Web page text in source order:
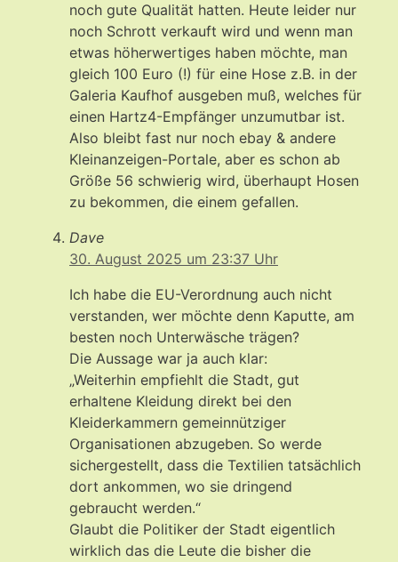
noch gute Qualität hatten. Heute leider nur
noch Schrott verkauft wird und wenn man
etwas höherwertiges haben möchte, man
gleich 100 Euro (!) für eine Hose z.B. in der
Galeria Kaufhof ausgeben muß, welches für
einen Hartz4-Empfänger unzumutbar ist.
Also bleibt fast nur noch ebay & andere
Kleinanzeigen-Portale, aber es schon ab
Größe 56 schwierig wird, überhaupt Hosen
zu bekommen, die einem gefallen.
Dave
30. August 2025 um 23:37 Uhr
Ich habe die EU-Verordnung auch nicht
verstanden, wer möchte denn Kaputte, am
besten noch Unterwäsche trägen?
Die Aussage war ja auch klar:
„Weiterhin empfiehlt die Stadt, gut
erhaltene Kleidung direkt bei den
Kleiderkammern gemeinnütziger
Organisationen abzugeben. So werde
sichergestellt, dass die Textilien tatsächlich
dort ankommen, wo sie dringend
gebraucht werden.“
Glaubt die Politiker der Stadt eigentlich
wirklich das die Leute die bisher die